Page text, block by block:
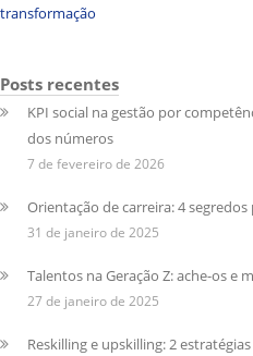
transformação
Posts recentes
KPI social na gestão por
dos números
7 de fevereiro de 2026
Orientação de carreira: 4 segredos
31 de janeiro de 2025
Talentos na Geração Z: ache-os e
27 de janeiro de 2025
Reskilling e upskilling: 2